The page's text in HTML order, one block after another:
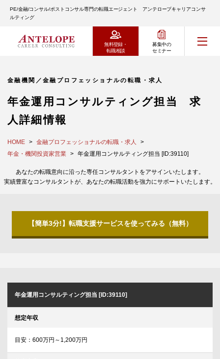
PE/金融/コンサル/ポストコンサル専門の転職エージェント アンテロープキャリアコンサ
ルティング
無料登録・
転職相談
募集中の
セミナー
金融機関／金融プロフェッショナルの転職・求人
年金運用コンサルティング担当 求
人詳細情報
HOME
金融プロフェッショナルの転職・求人
年金・機関投資家営業
年金運用コンサルティング担当 [ID:39110]
あなたの転職意向に沿った専任コンサルタントをアサインいたします。
実績豊富なコンサルタントが、あなたの転職活動を強力にサポートいたします。
【簡単3分!】転職支援サービスを使ってみる（無料）
年金運用コンサルティング担当 [ID:39110]
想定年収
目安：600万円～1,200万円